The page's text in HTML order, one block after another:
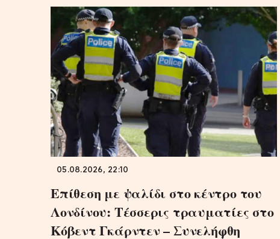
05.08.2026, 22:10
Επίθεση με ψαλίδι στο κέντρο του
Λονδίνου: Τέσσερις τραυματίες στο
Κόβεντ Γκάρντεν – Συνελήφθη